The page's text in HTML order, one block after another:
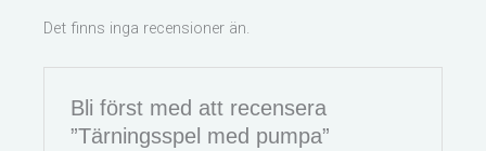
Det finns inga recensioner än.
Bli först med att recensera
”Tärningsspel med pumpa”